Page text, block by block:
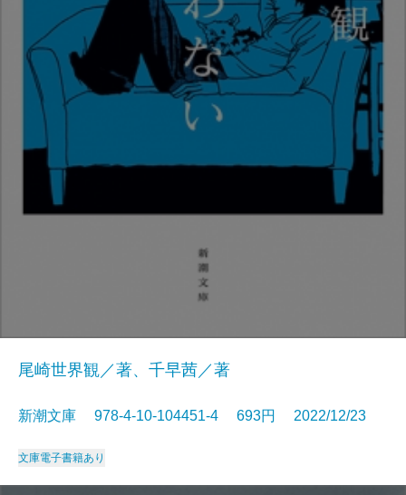
尾崎世界観／著、千早茜／著
新潮文庫 978-4-10-104451-4 693円 2022/12/23
文庫電子書籍あり